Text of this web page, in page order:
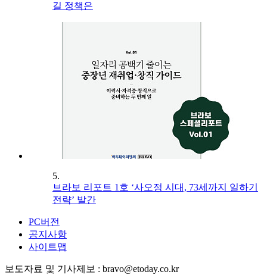
길 정책은
5.
브라보 리포트 1호 ‘사오정 시대, 73세까지 일하기
전략’ 발간
PC버전
공지사항
사이트맵
보도자료 및 기사제보 : bravo@etoday.co.kr